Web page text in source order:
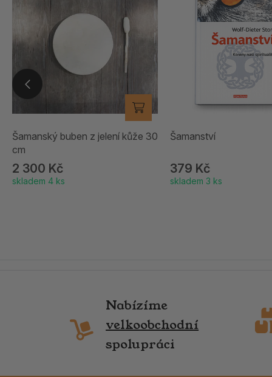
Šamanský buben z jelení kůže 30
cm
2 300 Kč
skladem 4 ks
Šamanství
379 Kč
skladem 3 ks
Nabízíme
velkoobchodní
spolupráci